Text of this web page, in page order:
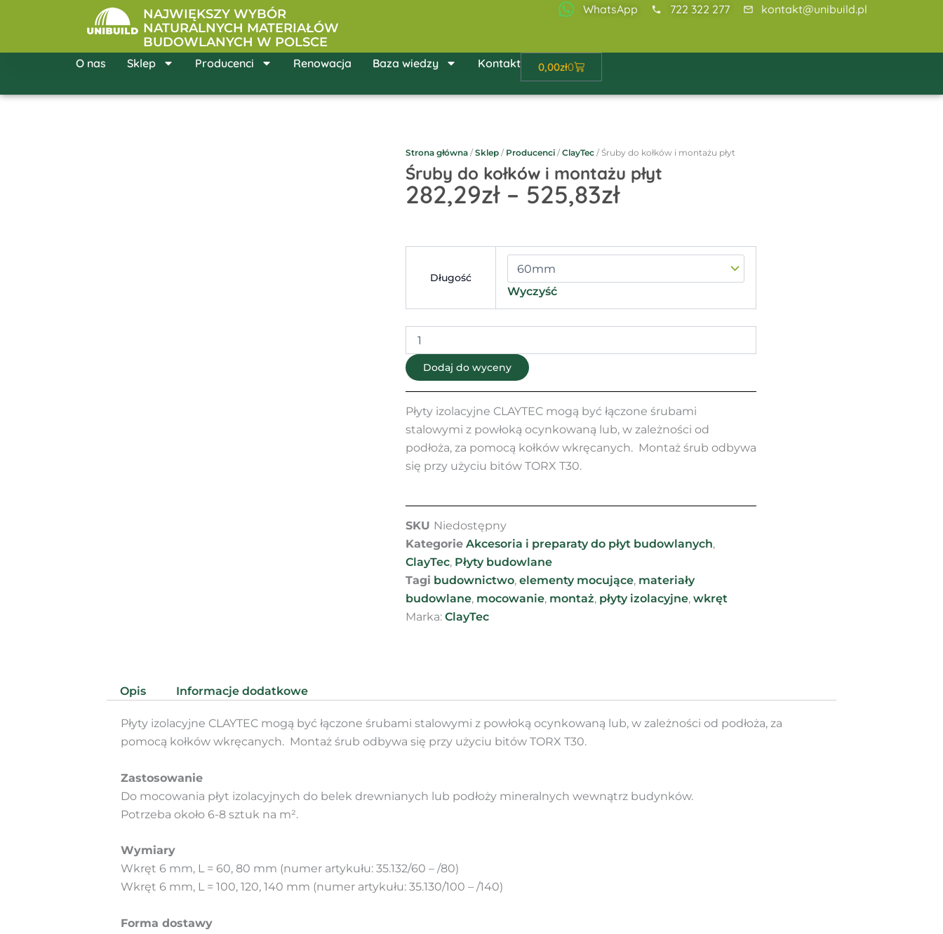
NAJWIĘKSZY WYBÓR
NATURALNYCH MATERIAŁÓW
BUDOWLANYCH W POLSCE
WhatsApp 722 322 277 kontakt@unibuild.pl
O nas Sklep Producenci Renowacja Baza wiedzy Kontakt 0,00zł0
Wózek
Strona główna /Sklep / Producenci /ClayTec / Śruby do kołków i montażu płyt
Śruby do kołków i montażu płyt
282,29zł – 525,83złZakres
282,29zł
525,83zł
Długość
Wyczyść
i
płyt
Dodaj do wyceny
Płyty izolacyjne CLAYTEC mogą być łączone śrubami
stalowymi z powłoką ocynkowaną lub, w zależności od
podłoża, za pomocą kołków wkręcanych. Montaż śrub odbywa
się przy użyciu bitów TORX T30.
SKU Niedostępny
Kategorie Akcesoria i preparaty do płyt budowlanych,
ClayTec, Płyty budowlane
Tagi budownictwo, elementy mocujące, materiały
budowlane, mocowanie, montaż, płyty izolacyjne, wkręt
Marka: ClayTec
Opis Informacje dodatkowe
Płyty izolacyjne CLAYTEC mogą być łączone śrubami stalowymi z powłoką ocynkowaną lub, w zależności od podłoża, za
pomocą kołków wkręcanych. Montaż śrub odbywa się przy użyciu bitów TORX T30.
Zastosowanie
Do mocowania płyt izolacyjnych do belek drewnianych lub podłoży mineralnych wewnątrz budynków.
Potrzeba około 6-8 sztuk na m².
Wymiary
Wkręt 6 mm, L = 60, 80 mm (numer artykułu: 35.132/60 – /80)
Wkręt 6 mm, L = 100, 120, 140 mm (numer artykułu: 35.130/100 – /140)
Forma dostawy